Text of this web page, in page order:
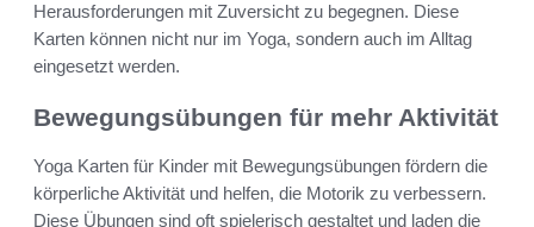
Herausforderungen mit Zuversicht zu begegnen. Diese
Karten können nicht nur im Yoga, sondern auch im Alltag
eingesetzt werden.
Bewegungsübungen für mehr Aktivität
Yoga Karten für Kinder mit Bewegungsübungen fördern die
körperliche Aktivität und helfen, die Motorik zu verbessern.
Diese Übungen sind oft spielerisch gestaltet und laden die